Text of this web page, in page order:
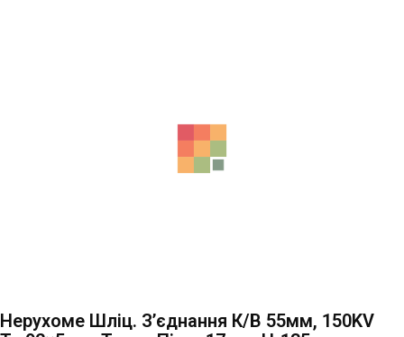
Нерухоме Шліц. З’єднання К/в 55мм, 150KV